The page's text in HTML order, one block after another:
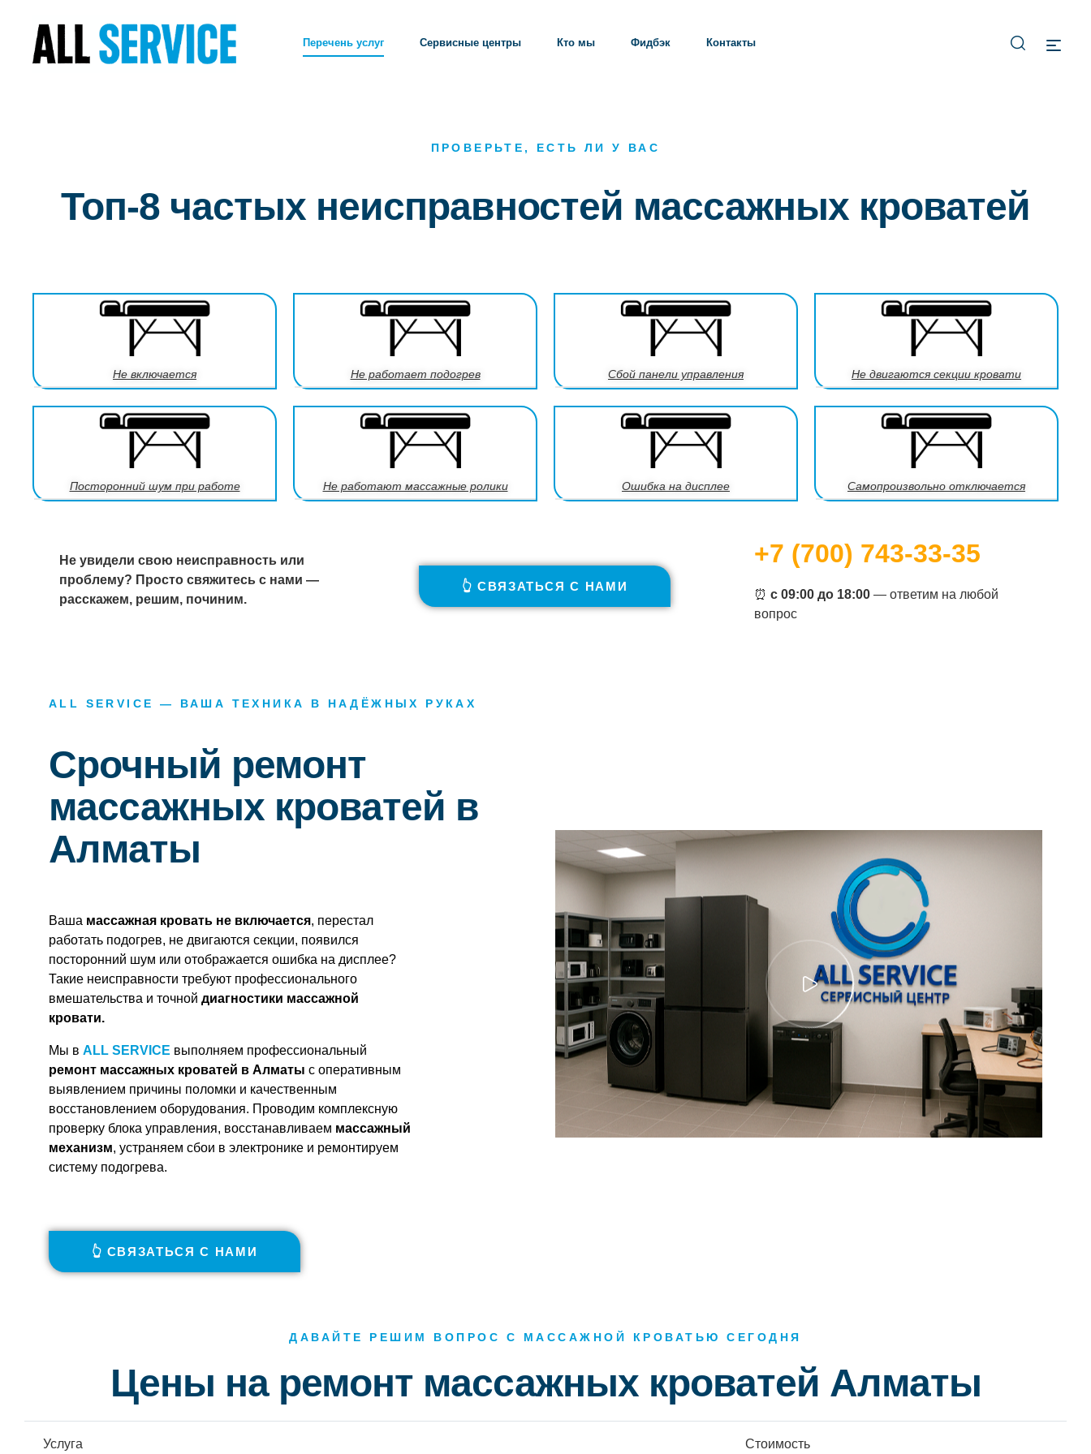
Перечень услуг Сервисные центры Кто мы Фидбэк Контакты
ПРОВЕРЬТЕ, ЕСТЬ ЛИ У ВАС
Топ-8 частых неисправностей массажных кроватей
Не включается Не работает подогрев Сбой панели управления Не двигаются секции кровати
Посторонний шум при работе Не работают массажные ролики Ошибка на дисплее Самопроизвольно отключается
Не увидели свою неисправность или
проблему? Просто свяжитесь с нами —
расскажем, решим, починим.
👆 СВЯЗАТЬСЯ С НАМИ
+7 (700) 743-33-35
⏰ с 09:00 до 18:00— ответим на любой
вопрос
ALL SERVICE — ВАША ТЕХНИКА В НАДЁЖНЫХ РУКАХ
Срочный ремонт
массажных кроватей в
Алматы
Ваша массажная кровать не включается, перестал
работать подогрев, не двигаются секции, появился
посторонний шум или отображается ошибка на дисплее?
Такие неисправности требуют профессионального
вмешательства и точной диагностики массажной
кровати.
Мы в ALL SERVICE выполняем профессиональный
ремонт массажных кроватей в Алматы с оперативным
выявлением причины поломки и качественным
восстановлением оборудования. Проводим комплексную
проверку блока управления, восстанавливаем массажный
механизм, устраняем сбои в электронике и ремонтируем
систему подогрева.
👆 СВЯЗАТЬСЯ С НАМИ
ДАВАЙТЕ РЕШИМ ВОПРОС С МАССАЖНОЙ КРОВАТЬЮ СЕГОДНЯ
Цены на ремонт массажных кроватей Алматы
Услуга Стоимость